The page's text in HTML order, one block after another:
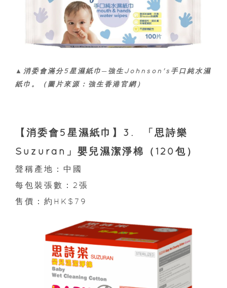
▲消委會滿分5星濕紙巾─強生Johnson's手口純水濕
紙巾。（圖片來源：強生香港官網）
【消委會5星濕紙巾】3. 「思詩樂
Suzuran」嬰兒濕潔淨棉（120包）
聲稱產地：中國
每包裝張數：2張
售價：約HK$79